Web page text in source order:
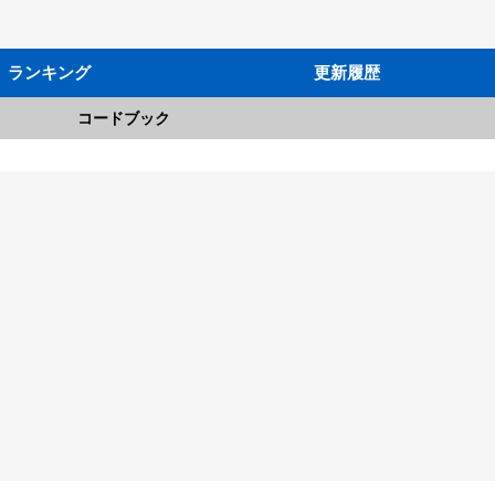
ランキング 更新履歴
コードブック